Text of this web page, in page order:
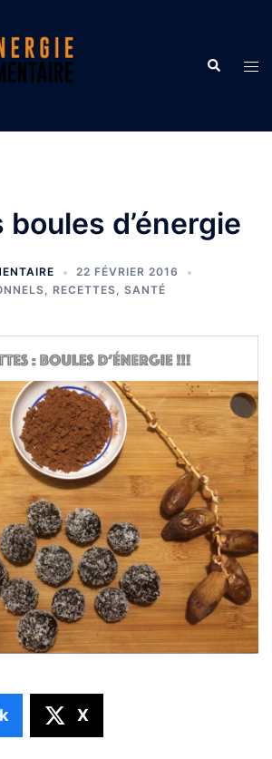
d’énergie
22 FÉVRIER 2016
, RECETTES, SANTÉ
X